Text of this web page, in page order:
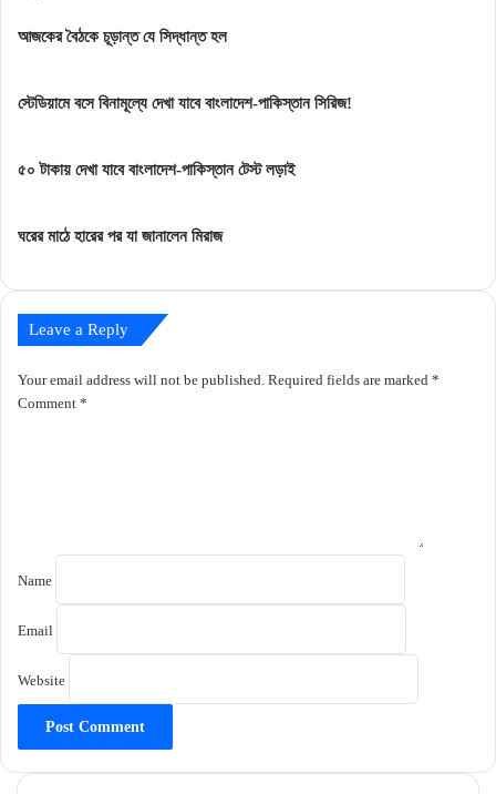
নিলেন
কোচ
আজকের বৈঠকে চূড়ান্ত যে সিদ্ধান্ত হল
স্টেডিয়ামে বসে বিনামূল্যে দেখা যাবে বাংলাদেশ-পাকিস্তান সিরিজ!
৫০ টাকায় দেখা যাবে বাংলাদেশ-পাকিস্তান টেস্ট লড়াই
ঘরের মাঠে হারের পর যা জানালেন মিরাজ
Leave a Reply
Your email address will not be published. Required fields are marked *
Comment *
Name
Email
Website